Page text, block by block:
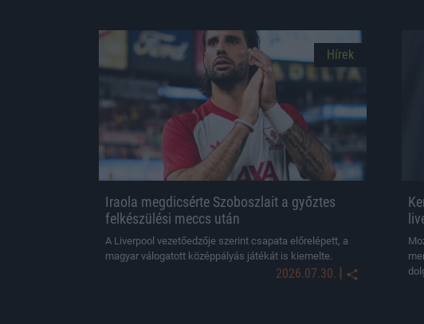
Hírek
Iraola megdicsérte Szoboszlait a győztes
felkészülési meccs után
A Liverpool vezetőedzője szerint csapata előrelépett, a
magyar válogatott középpályás játékát is kiemelte.
2026.07.30. |